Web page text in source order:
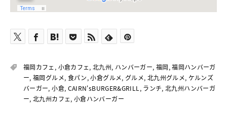
福岡カフェ , 小倉カフェ,北九州, ハンバーガー, 福岡,福岡ハンバーガ
ー,福岡グルメ, 食パン,小倉グルメ, グルメ, 北九州グルメ, ケルンズ
バーガー,小倉, CAIRN'sBURGER&GRILL , ランチ,北九州ハンバーガ
ー,北九州カフェ,小倉ハンバーガー